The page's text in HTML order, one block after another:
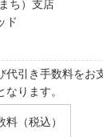
ち）支店
ド
代引き手数料をお
ります。
料（税込）